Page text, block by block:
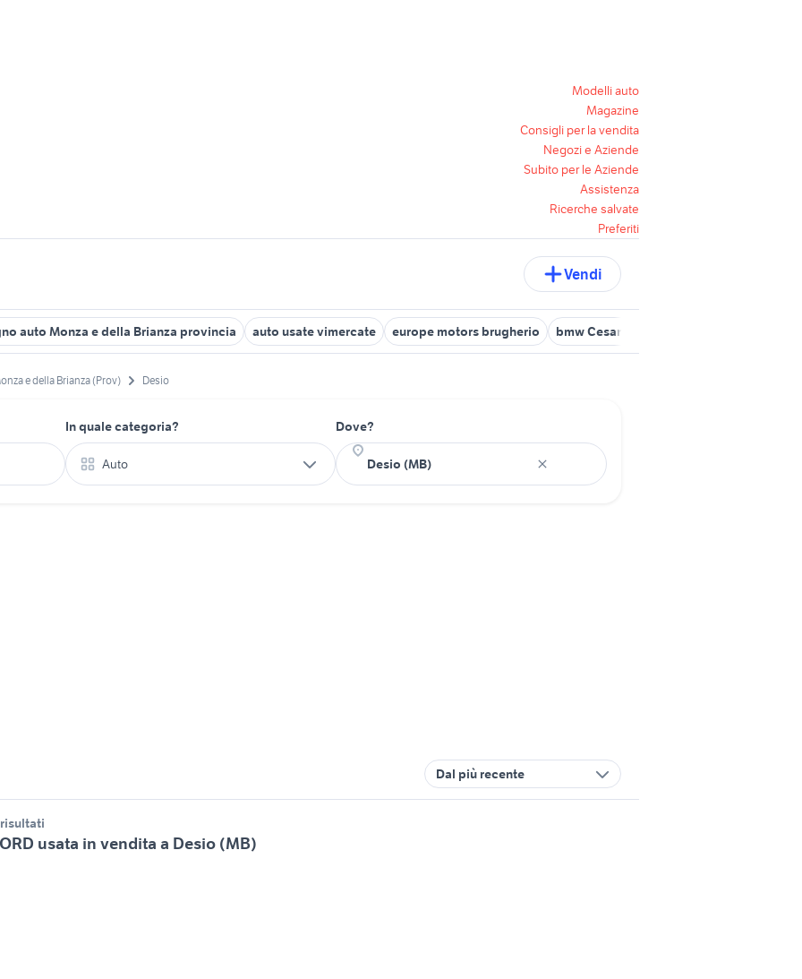
Modelli auto
Magazine
Consigli per la vendita
Negozi e Aziende
Subito per le Aziende
Assistenza
Ricerche salvate
Preferiti
Vendi
auto Monza e della Brianza provincia auto usate vimercate europe motors brugherio bmw Cesano Maderno
e della Brianza (Prov) Desio
In quale categoria?
Auto
Dove?
Dal più recente
usata in vendita a Desio (MB)